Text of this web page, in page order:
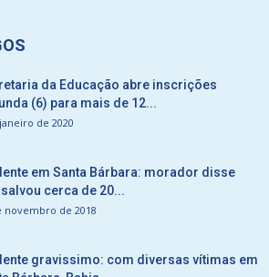
da Educação abre inscrições
(6) para mais de 12...
de 2020
em Santa Bárbara: morador disse
cerca de 20...
novembro de 2018
gravissimo: com diversas vítimas em